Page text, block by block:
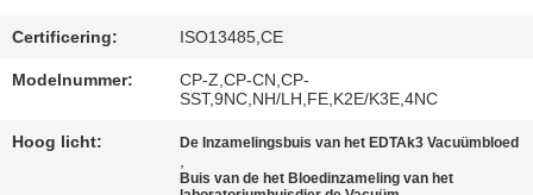
Certificering: ISO13485,CE
Modelnummer:
CP-Z,CP-CN,CP-
SST,9NC,NH/LH,FE,K2E/K3E,4NC
Hoog licht: De Inzamelingsbuis van het EDTAk3 Vacuümbloed
,
Buis van de het Bloedinzameling van het